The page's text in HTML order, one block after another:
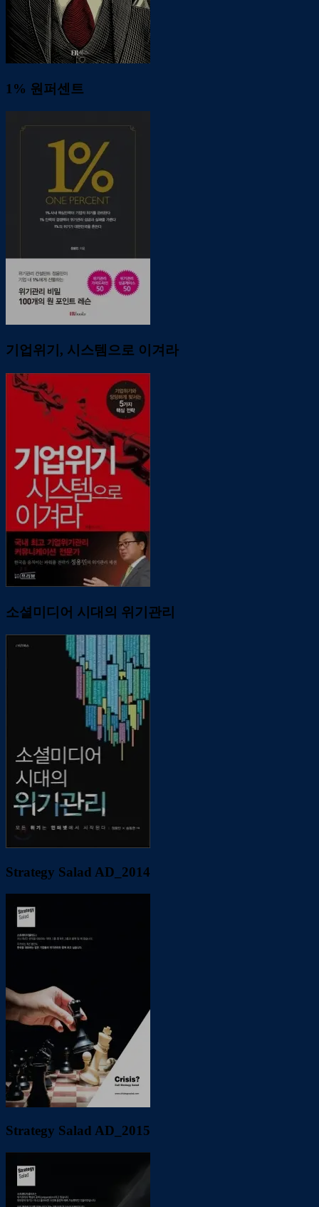
1% 원퍼센트
기업위기, 시스템으로 이겨라
소셜미디어 시대의 위기관리
Strategy Salad AD_2014
Strategy Salad AD_2015